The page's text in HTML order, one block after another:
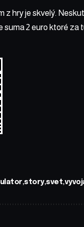
z hry je skvelý.
2 euro ktoré za
story svet